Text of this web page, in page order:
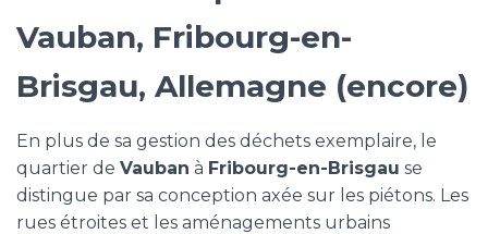
Vauban, Fribourg-en-
Brisgau, Allemagne (encore)
En plus de sa gestion des déchets exemplaire, le
quartier de Vauban à Fribourg-en-Brisgau se
distingue par sa conception axée sur les piétons. Les
rues étroites et les aménagements urbains